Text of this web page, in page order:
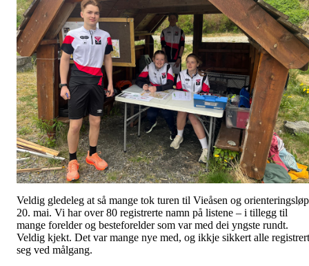
Veldig gledeleg at så mange tok turen til Vieåsen og orienteringsløp
20. mai. Vi har over 80 registrerte namn på listene – i tillegg til
mange forelder og besteforelder som var med dei yngste rundt.
Veldig kjekt. Det var mange nye med, og ikkje sikkert alle
seg ved målgang.